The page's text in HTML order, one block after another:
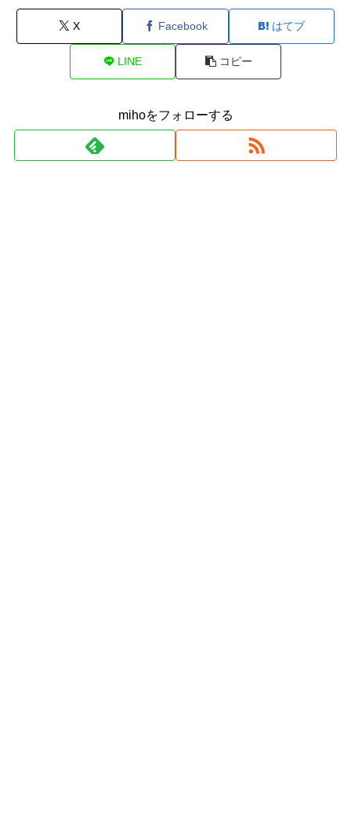
X Facebook はてブ
LINE コピー
mihoをフォローする